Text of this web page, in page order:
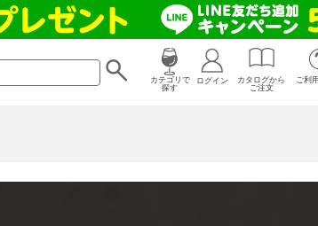
カテゴリで
探す
ログイン
カタログから
ご注文
ご利